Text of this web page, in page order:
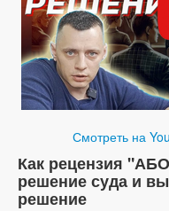
Смотреть на
Как рецензия
решение суда и
решение